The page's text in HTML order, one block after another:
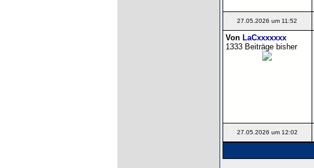
27.05.2026 um 11:52
Von LaCxxxxxxx
1333 Beiträge bisher
27.05.2026 um 12:02